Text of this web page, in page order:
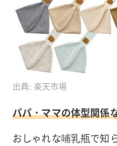
出典: 楽天市場
パパ・ママの体型関係
おしゃれな哺乳瓶で知